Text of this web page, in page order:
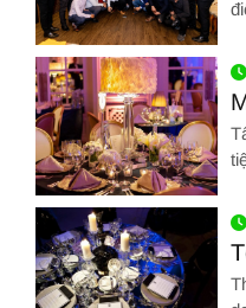
Hình ảnh về ĐẶT TẤT NIÊN
Hình ảnh về Mách bạn bí